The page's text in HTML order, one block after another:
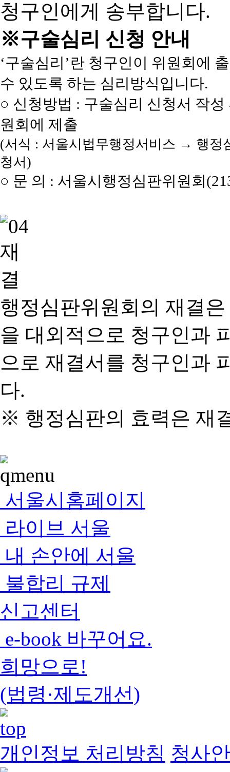
청구인에게 송부합니다.
※구술심리 신청 안내
‘구술심리’란 청구인이 위원회에
수 있도록 하는 심리방식입니다.
○ 신청방법 : 구술심리 신청서 작
원회에 제출
(서식 : 서울시법무행정서비스 → 행
청서)
○ 문 의 : 서울시행정심판위원회
행정심판위원회의 재결
을 대외적으로 청구인과
으로 재결서를 청구인과
다.
※ 행정심판의 효력은 재
서울시홈페이지
라이브 서울
내 손안에 서울
불합리 규제
신고센터
e-book 바꾸어요.
희망으로!
(법령·제도개선)
개인정보 처리방침 청사